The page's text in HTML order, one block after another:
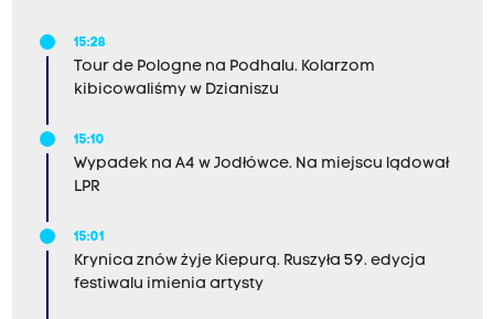
15:28
Tour de Pologne na Podhalu. Kolarzom
kibicowaliśmy w Dzianiszu
15:10
Wypadek na A4 w Jodłówce. Na miejscu lądował
LPR
15:01
Krynica znów żyje Kiepurą. Ruszyła 59. edycja
festiwalu imienia artysty